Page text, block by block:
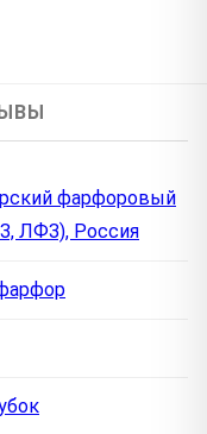
фарфоровый
ЛФЗ), Россия